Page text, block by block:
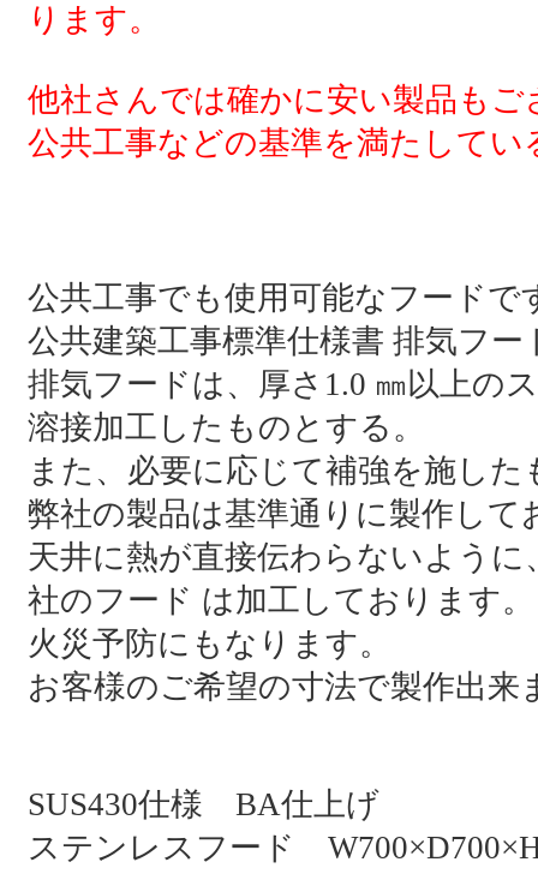
ります。
他社さんでは確かに安い製品も
公共工事などの基準を満たして
公共工事でも使用可能なフードで
公共建築工事標準仕様書 排気フー
排気フードは、厚さ1.0 ㎜以上の
溶接加工したものとする。
また、必要に応じて補強を施し
弊社の製品は基準通りに製作して
天井に熱が直接伝わらないよう
社のフード は加工しております。
火災予防にもなります。
お客様のご希望の寸法で製作出来
SUS430仕様 BA仕上げ
ステンレスフード